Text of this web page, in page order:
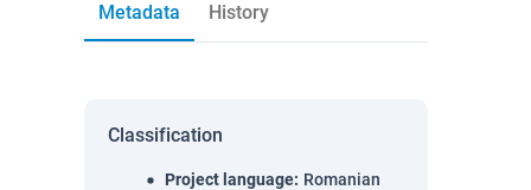
Metadata History
Classification
Project language: Romanian